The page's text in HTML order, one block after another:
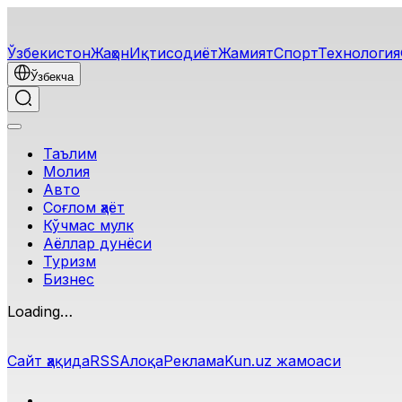
ЎзбекистонЖаҳонИқтисодиётЖамиятСпортТехнология
Ўзбекча
Таълим
Молия
Авто
Соғлом ҳаёт
Кўчмас мулк
Аёллар дунёси
Туризм
Бизнес
Loading…
Сайт ҳақидаRSSАлоқаРекламаKun.uz жамоаси